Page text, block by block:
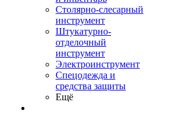
Столярно-слесарный
инструмент
Штукатурно-
отделочный
инструмент
Электроинструмент
Спецодежда и
средства защиты
Ещё